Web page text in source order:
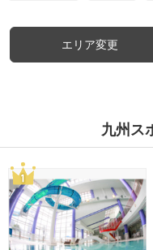
エリア変更
九州ス